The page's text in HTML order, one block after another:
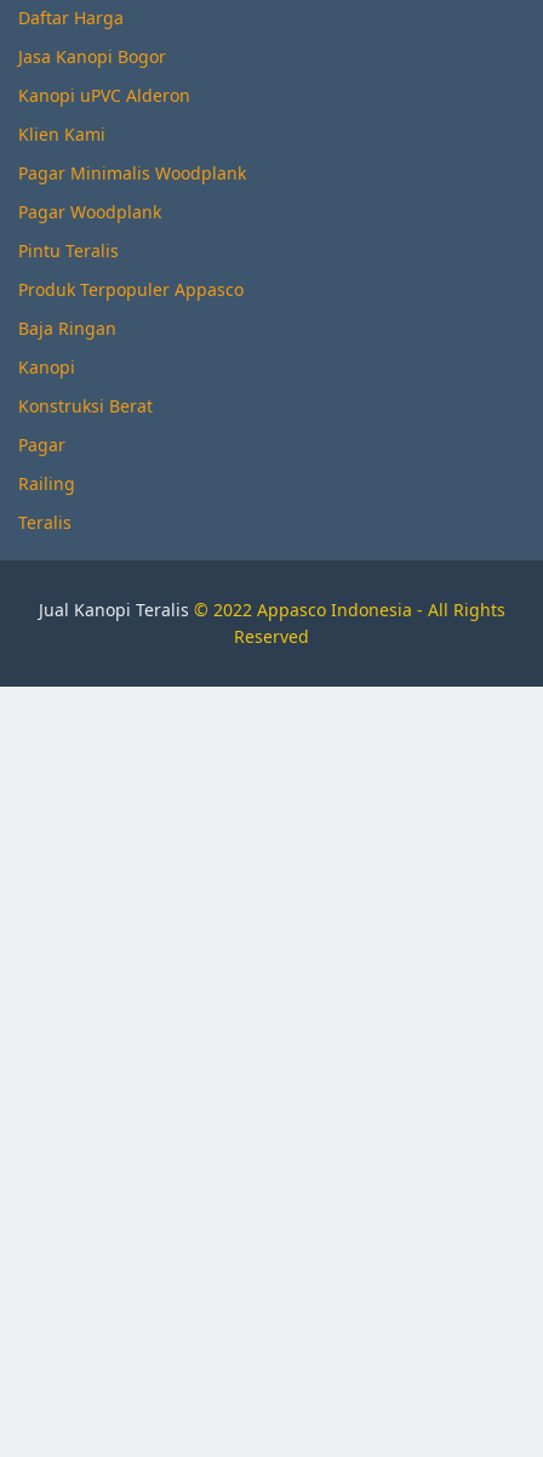
Daftar Harga
Jasa Kanopi Bogor
Kanopi uPVC Alderon
Klien Kami
Pagar Minimalis Woodplank
Pagar Woodplank
Pintu Teralis
Produk Terpopuler Appasco
Baja Ringan
Kanopi
Konstruksi Berat
Pagar
Railing
Teralis
Jual Kanopi Teralis © 2022 Appasco Indonesia - All Rights
Reserved